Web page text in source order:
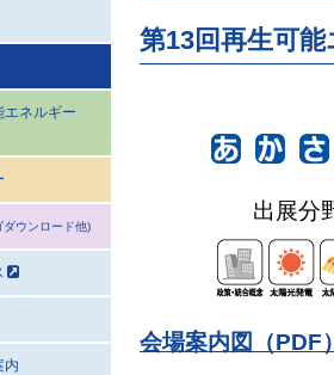
エネルギー
ダウンロード他)
内
第13回再生可
出展分
会場案内図（PDF